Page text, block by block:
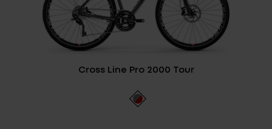
Cross Line Pro 2000 Tour